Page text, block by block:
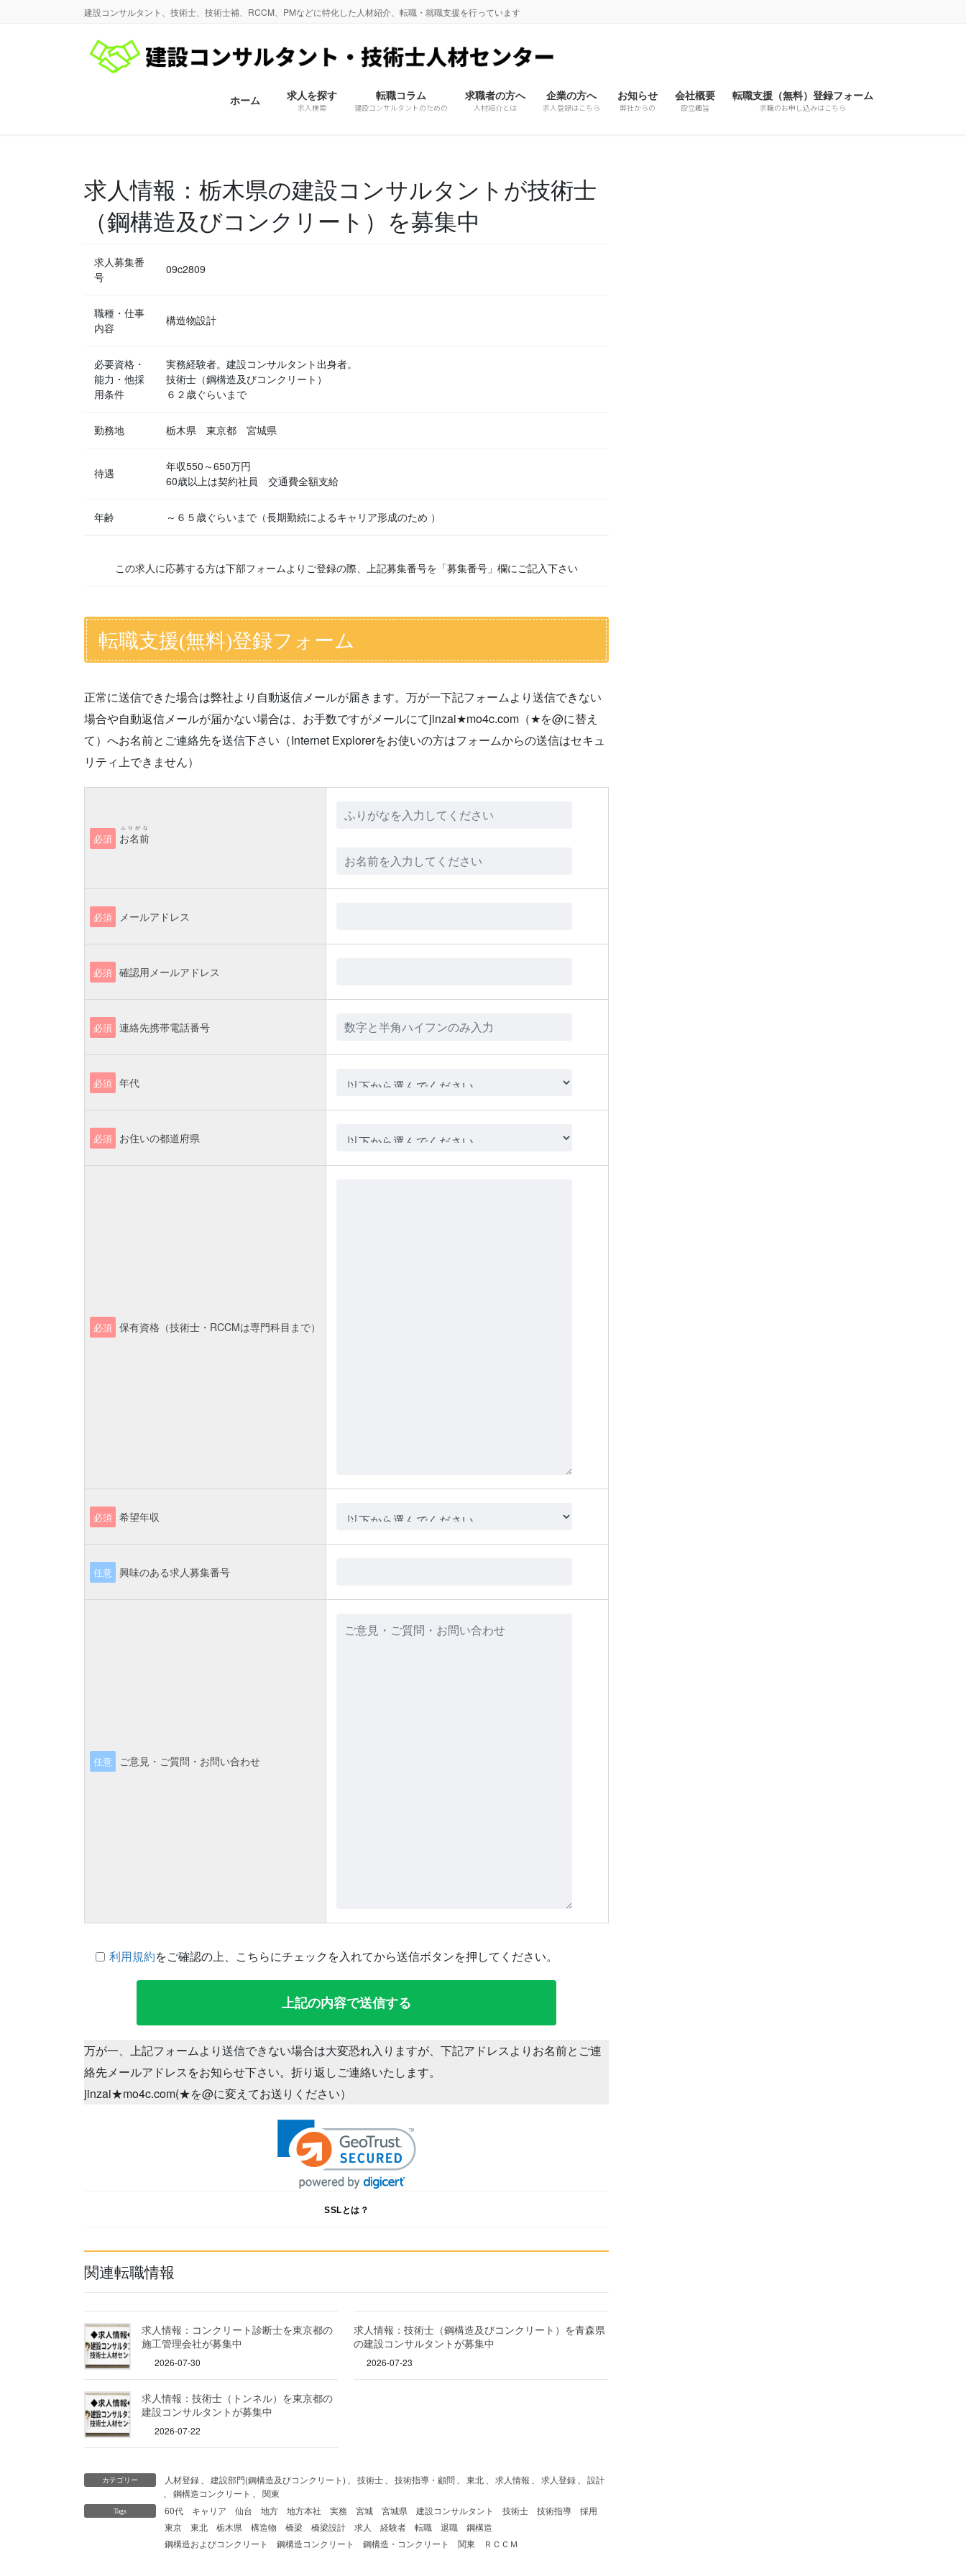
建設コンサルタント、技術士、技術士補、RCCM、PMなどに特化した人材紹介、転職・就職支援を行っています
ホーム 求人を探す
求人検索
転職コラム
建設コンサルタントのための
求職者の方へ
人材紹介とは
企業の方へ
求人登録はこちら
お知らせ
弊社からの
会社概要
設立趣旨
転職支援（無料）登録フォーム
求職のお申し込みはこちら
求人情報：栃木県の建設コンサルタントが技術士
（鋼構造及びコンクリート）を募集中
求人募集番
号
09c2809
職種・仕事
内容
構造物設計
必要資格・
能力・他採
用条件
実務経験者。建設コンサルタント出身者。
技術士（鋼構造及びコンクリート）
６２歳ぐらいまで
勤務地 栃木県 東京都 宮城県
待遇
年収550～650万円
60歳以上は契約社員 交通費全額支給
年齢 ～６５歳ぐらいまで（長期勤続によるキャリア形成のため ）
この求人に応募する方は下部フォームよりご登録の際、上記募集番号を「募集番号」欄にご記入下さい
転職支援(無料)登録フォーム
正常に送信できた場合は弊社より自動返信メールが届きます。万が一下記フォームより送信できない
場合や自動返信メールが届かない場合は、お手数ですがメールにてjinzai★mo4c.com（★を@に替え
て）へお名前とご連絡先を送信下さい（Internet Explorerをお使いの方はフォームからの送信はセキュ
リティ上できません）
必須 お名前
ふりがな
必須 メールアドレス
必須 確認用メールアドレス
必須 連絡先携帯電話番号
必須 年代
必須 お住いの都道府県
必須 保有資格（技術士・RCCMは専門科目まで）
必須 希望年収
任意 興味のある求人募集番号
任意 ご意見・ご質問・お問い合わせ
利用規約をご確認の上、こちらにチェックを入れてから送信ボタンを押してください。
万が一、上記フォームより送信できない場合は大変恐れ入りますが、下記アドレスよりお名前とご連
絡先メールアドレスをお知らせ下さい。折り返しご連絡いたします。
jinzai★mo4c.com(★を@に変えてお送りください）
SSLとは？
関連転職情報
求人情報：コンクリート診断士を東京都の
施工管理会社が募集中
2026-07-30
求人情報：技術士（鋼構造及びコンクリート）を青森県
の建設コンサルタントが募集中
2026-07-23
求人情報：技術士（トンネル）を東京都の
建設コンサルタントが募集中
2026-07-22
カテゴリー 人材登録 建設部門(鋼構造及びコンクリート) 技術士 技術指導・顧問 東北 求人情報 求人登録
設計
鋼構造コンクリート 関東
Tags 60代 キャリア 仙台 地方 地方本社 実務 宮城 宮城県 建設コンサルタント 技術士 技術指導
採用
東京
東北 栃木県 構造物 橋梁 橋梁設計 求人 経験者 転職 退職
鋼構造
鋼構造およびコンクリート
鋼構造コンクリート 鋼構造・コンクリート 関東 ＲＣＣＭ